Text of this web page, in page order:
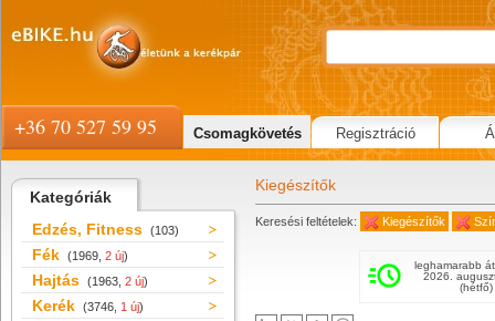
Kategóriák
Edzés, Fitness (103)
Fék (1969, 2 új)
Hajtás (1963, 2 új)
Kerék (3746, 1 új)
Kiegészítők
Keresési feltételek: Kiegészítők
leghamarabb
2026.
(hétfő)
+36 70 527 59 95 Csomagkövetés Regisztráció